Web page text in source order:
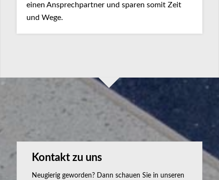
einen Ansprechpartner und sparen somit Zeit
und Wege.
Kontakt zu uns
Neugierig geworden? Dann schauen Sie in unseren